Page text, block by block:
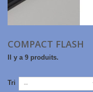
COMPACT FLASH
Il y a 9 produits.
Tri